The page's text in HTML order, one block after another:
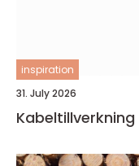
inspiration
31. July 2026